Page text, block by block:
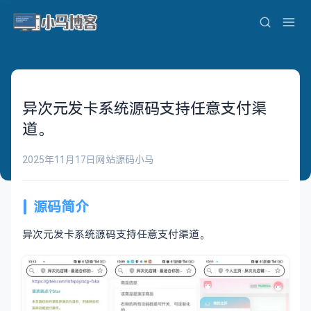
异次元发卡系统源码支持任意支付渠
道。
2025年11月17日 网站源码小马
源码简介
异次元发卡系统源码支持任意支付渠道。